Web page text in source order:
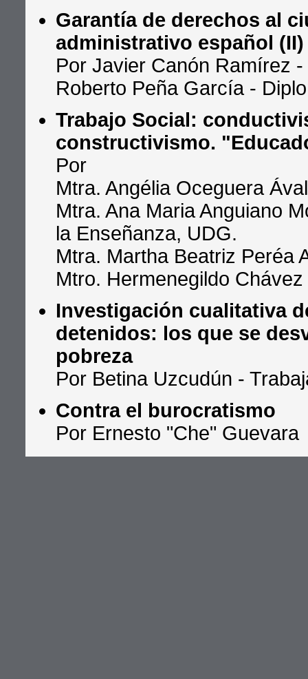
Garantía de derechos al
administrativo español (II)
Por Javier Canón Ramírez
Roberto Peña García -
Trabajo Social:
constructivismo.
Por
Mtra. Angélia Oceguera
Mtra. Ana Maria Anguiano
la Enseñanza, UDG.
Mtra. Martha Beatriz Peréa
Mtro. Hermenegildo
Investigación cualitativa
detenidos: los que se
pobreza
Por Betina Uzcudún -
Contra el burocratismo
Por Ernesto "Che" Guevara